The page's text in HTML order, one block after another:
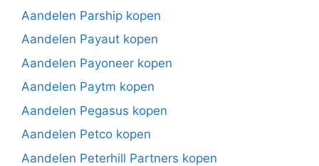
Aandelen Parship kopen
Aandelen Payaut kopen
Aandelen Payoneer kopen
Aandelen Paytm kopen
Aandelen Pegasus kopen
Aandelen Petco kopen
Aandelen Peterhill Partners kopen